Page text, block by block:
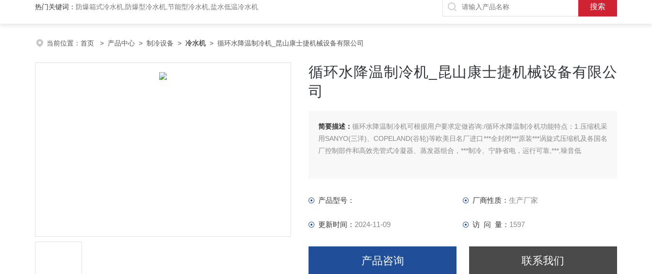
热门关键词： 防爆箱式冷水机,防爆型冷水机,节能型冷水机,盐水低温冷水机
当前位置： 首页 > 产品中心 > 制冷设备 > 冷水机> 循环水降温制冷机_昆山康士捷机械设备有限公司
循环水降温制冷机_昆山康士捷机械设备有限公
司
简要描述：循环水降温制冷机可根据用户要求定做咨询:/循环水降温制冷机功能特点：1.压缩机采
用SANYO(三洋)、COPELAND(谷轮)等欧美日名厂进口***全封闭***原装***涡旋式压缩机及各国名
厂控制部件和高效壳管式冷凝器、蒸发器组合，***制冷、宁静省电，运行可靠,***,噪音低
产品型号： 厂商性质： 生产厂家
更新时间： 2024-11-09 访 问 量： 1597
产品咨询 联系我们